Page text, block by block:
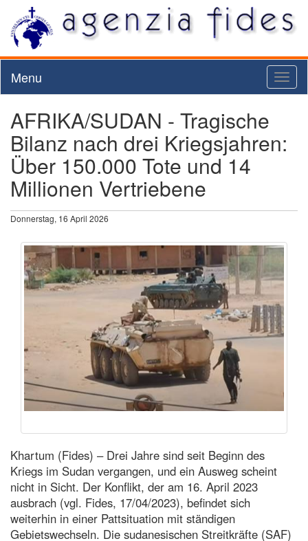
Menu
AFRIKA/SUDAN - Tragische
Bilanz nach drei Kriegsjahren:
Über 150.000 Tote und 14
Millionen Vertriebene
Donnerstag, 16 April 2026
Khartum (Fides) – Drei Jahre sind seit Beginn des
Kriegs im Sudan vergangen, und ein Ausweg scheint
nicht in Sicht. Der Konflikt, der am 16. April 2023
ausbrach (vgl. Fides, 17/04/2023), befindet sich
weiterhin in einer Pattsituation mit ständigen
Gebietswechseln. Die sudanesischen Streitkräfte (SAF)